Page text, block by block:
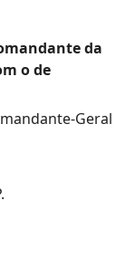
da
o de
Geral